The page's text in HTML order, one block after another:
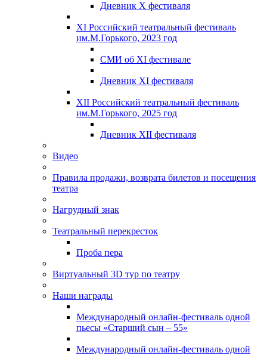
Дневник X фестиваля
XI Российский театральный фестиваль
им.М.Горького, 2023 год
СМИ об XI фестивале
Дневник XI фестиваля
XII Российский театральный фестиваль
им.М.Горького, 2025 год
Дневник XII фестиваля
Видео
Правила продажи, возврата билетов и посещения
театра
Нагрудный знак
Театральный перекресток
Проба пера
Виртуальный 3D тур по театру
Наши награды
Международный онлайн-фестиваль одной
пьесы «Старший сын – 55»
Международный онлайн-фестиваль одной